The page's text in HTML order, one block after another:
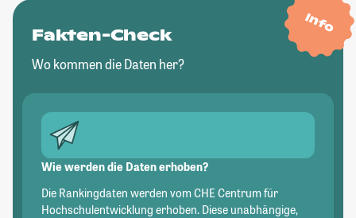
Info
Fakten-Check
Wo kommen die Daten her?
Wie werden die Daten erhoben?
Die Rankingdaten werden vom CHE Centrum für
Hochschulentwicklung erhoben. Diese unabhängige,